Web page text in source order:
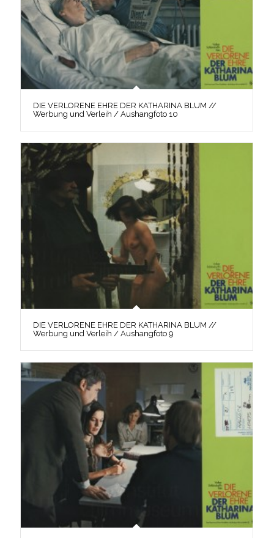
DIE VERLORENE EHRE DER KATHARINA BLUM //
Werbung und Verleih / Aushangfoto 10
DIE VERLORENE EHRE DER KATHARINA BLUM //
Werbung und Verleih / Aushangfoto 9